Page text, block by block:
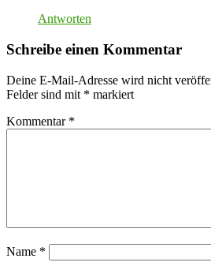
Antworten
Schreibe einen Kommentar
Deine E-Mail-Adresse wird nicht
Felder sind mit * markiert
Kommentar *
Name *